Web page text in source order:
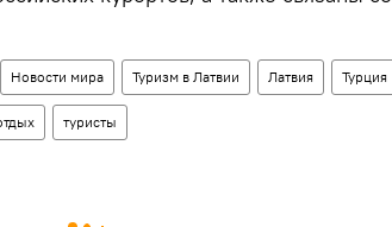
Новости мира Туризм в Латвии Латвия Турция
туристы